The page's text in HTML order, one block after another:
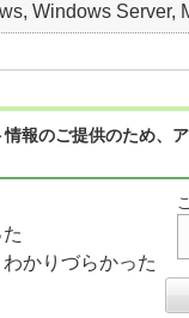
Windows Server,
情報のご提供のため
かりづらかった